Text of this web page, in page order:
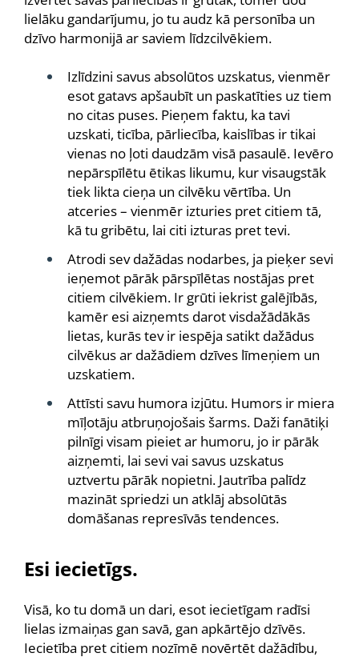
lielāku gandarījumu, jo tu audz kā personība un
dzīvo harmonijā ar saviem līdzcilvēkiem.
Izlīdzini savus absolūtos uzskatus, vienmēr
esot gatavs apšaubīt un paskatīties uz tiem
no citas puses. Pieņem faktu, ka tavi
uzskati, ticība, pārliecība, kaislības ir tikai
vienas no ļoti daudzām visā pasaulē. Ievēro
nepārspīlētu ētikas likumu, kur visaugstāk
tiek likta cieņa un cilvēku vērtība. Un
atceries – vienmēr izturies pret citiem tā,
kā tu gribētu, lai citi izturas pret tevi.
Atrodi sev dažādas nodarbes, ja pieķer sevi
ieņemot pārāk pārspīlētas nostājas pret
citiem cilvēkiem. Ir grūti iekrist galējībās,
kamēr esi aizņemts darot visdažādākās
lietas, kurās tev ir iespēja satikt dažādus
cilvēkus ar dažādiem dzīves līmeņiem un
uzskatiem.
Attīsti savu humora izjūtu. Humors ir miera
mīļotāju atbruņojošais šarms. Daži fanātiķi
pilnīgi visam pieiet ar humoru, jo ir pārāk
aizņemti, lai sevi vai savus uzskatus
uztvertu pārāk nopietni. Jautrība palīdz
mazināt spriedzi un atklāj absolūtās
domāšanas represīvās tendences.
Esi iecietīgs.
Visā, ko tu domā un dari, esot iecietīgam radīsi
lielas izmaiņas gan savā, gan apkārtējo dzīvēs.
Iecietība pret citiem nozīmē novērtēt dažādību,